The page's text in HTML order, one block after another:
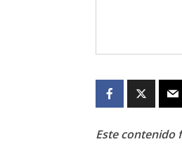
Este contenido